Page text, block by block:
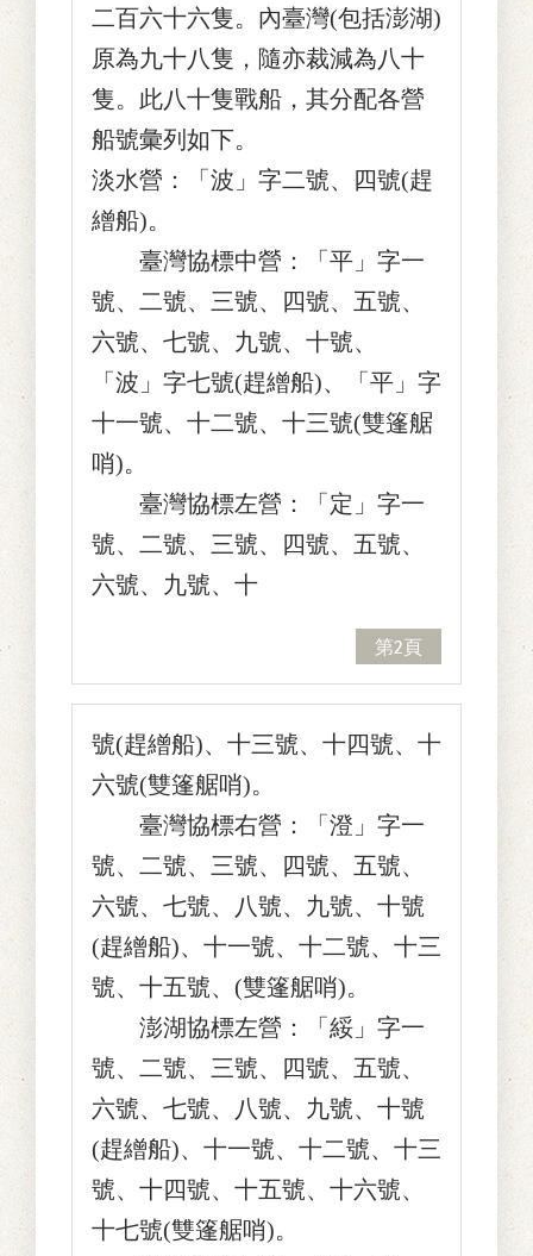
二百六十六隻。內臺灣(包括澎湖)
原為九十八隻，隨亦裁減為八十
隻。此八十隻戰船，其分配各營
船號彙列如下。
淡水營：「波」字二號、四號(趕
繒船)。
臺灣協標中營：「平」字一
號、二號、三號、四號、五號、
六號、七號、九號、十號、
「波」字七號(趕繒船)、「平」字
十一號、十二號、十三號(雙篷艍
哨)。
臺灣協標左營：「定」字一
號、二號、三號、四號、五號、
六號、九號、十
第2頁
號(趕繒船)、十三號、十四號、十
六號(雙篷艍哨)。
臺灣協標右營：「澄」字一
號、二號、三號、四號、五號、
六號、七號、八號、九號、十號
(趕繒船)、十一號、十二號、十三
號、十五號、(雙篷艍哨)。
澎湖協標左營：「綏」字一
號、二號、三號、四號、五號、
六號、七號、八號、九號、十號
(趕繒船)、十一號、十二號、十三
號、十四號、十五號、十六號、
十七號(雙篷艍哨)。